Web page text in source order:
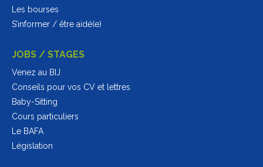
Les bourses
S’informer / être aidé(e)
JOBS / STAGES
Venez au BIJ
Conseils pour vos CV et lettres
Baby-Sitting
Cours particuliers
Le BAFA
Législation